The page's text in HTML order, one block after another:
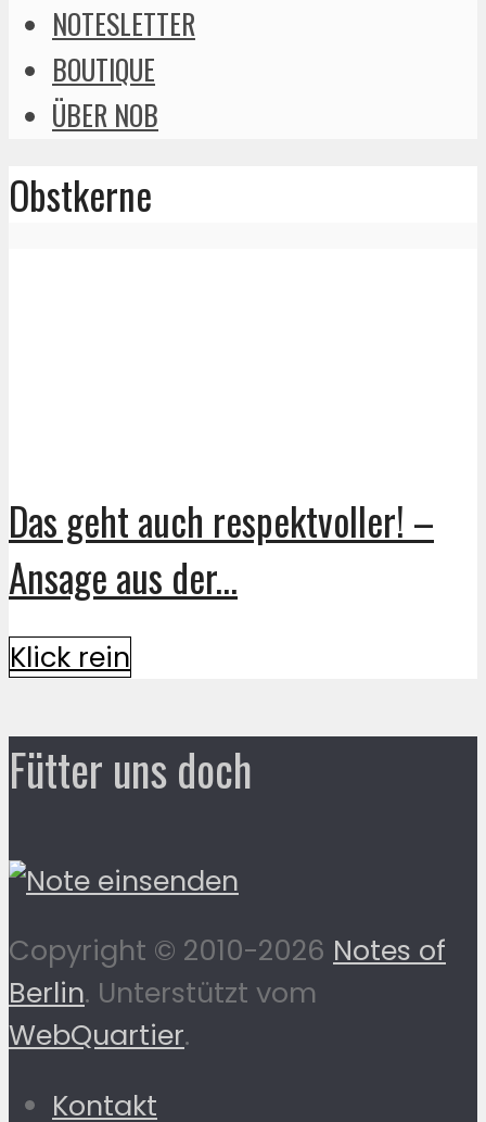
NOTESLETTER
BOUTIQUE
ÜBER NOB
Obstkerne
Das geht auch respektvoller! –
Ansage aus der...
Klick rein
Fütter uns doch
Copyright © 2010-2026 Notes of
Berlin. Unterstützt vom
WebQuartier.
Kontakt